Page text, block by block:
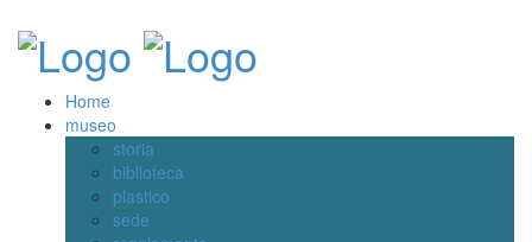
Home
museo
storia
biblioteca
plastico
sede